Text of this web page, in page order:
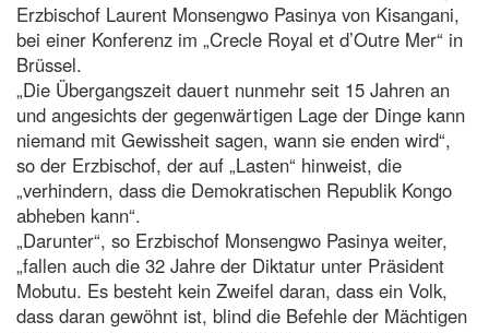
Erzbischof Laurent Monsengwo Pasinya von Kisangani,
bei einer Konferenz im „Crecle Royal et d’Outre Mer“ in
Brüssel.
„Die Übergangszeit dauert nunmehr seit 15 Jahren an
und angesichts der gegenwärtigen Lage der Dinge kann
niemand mit Gewissheit sagen, wann sie enden wird“,
so der Erzbischof, der auf „Lasten“ hinweist, die
„verhindern, dass die Demokratischen Republik Kongo
abheben kann“.
„Darunter“, so Erzbischof Monsengwo Pasinya weiter,
„fallen auch die 32 Jahre der Diktatur unter Präsident
Mobutu. Es besteht kein Zweifel daran, dass ein Volk,
dass daran gewöhnt ist, blind die Befehle der Mächtigen